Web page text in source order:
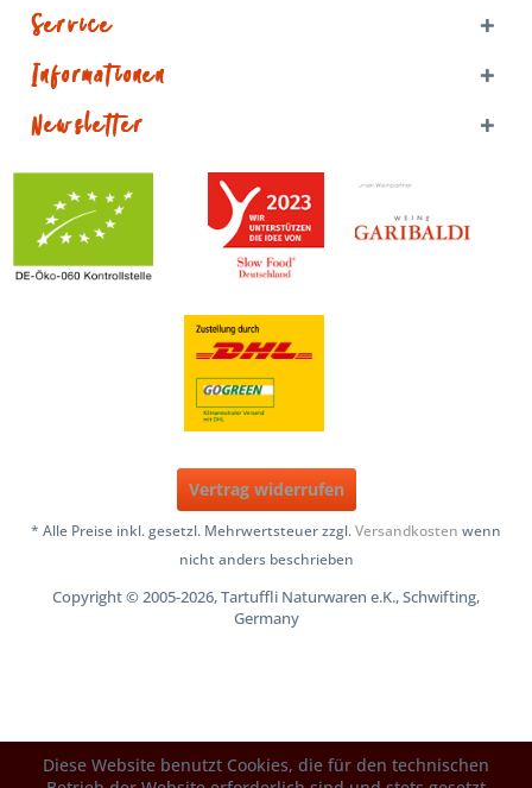
Service
Informationen
Newsletter
Vertrag widerrufen
* Alle Preise inkl. gesetzl. Mehrwertsteuer zzgl.Versandkosten wenn
nicht anders beschrieben
Copyright © 2005-2026, Tartuffli Naturwaren e.K., Schwifting,
Germany
Diese Website benutzt Cookies, die für den technischen